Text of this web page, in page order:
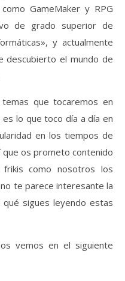
GameMaker y RPG
de grado superior de
y actualmente
descubierto el mundo de
que tocaremos en
lo que toco día a día en
en los tiempos de
os prometo contenido
como nosotros los
te parece interesante la
sigues leyendo estas
vemos en el siguiente